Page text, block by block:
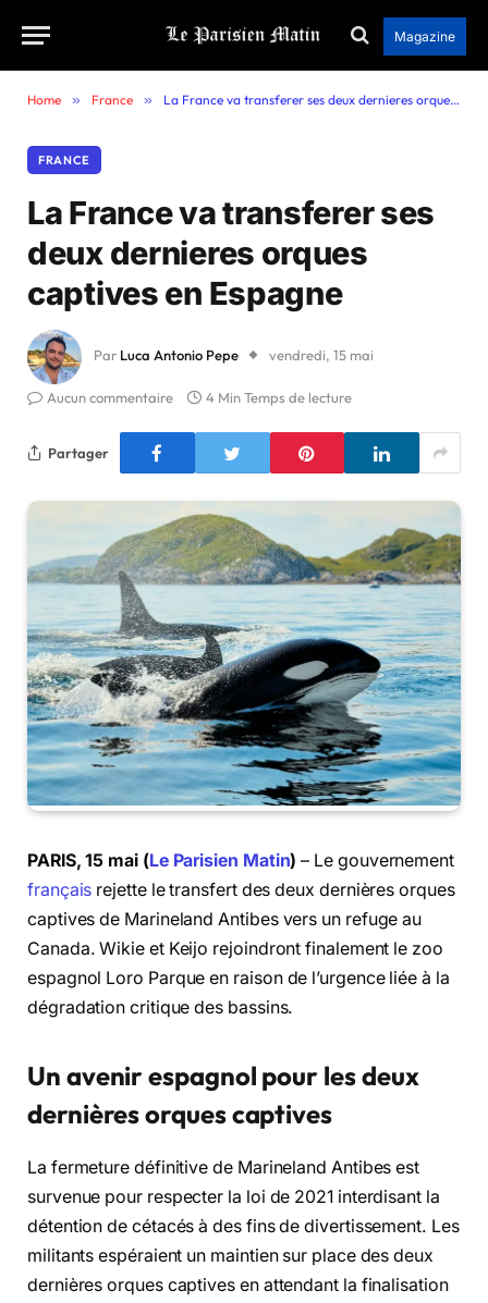
Magazine
Home » France » La France va transferer ses deux dernieres orques captives en Espagne
FRANCE
La France va transferer ses
deux dernieres orques
captives en Espagne
Par Luca Antonio Pepe vendredi, 15 mai
Aucun commentaire 4 Min Temps de lecture
Partager
PARIS, 15 mai (Le Parisien Matin) – Le gouvernement
français rejette le transfert des deux dernières orques
captives de Marineland Antibes vers un refuge au
Canada. Wikie et Keijo rejoindront finalement le zoo
espagnol Loro Parque en raison de l’urgence liée à la
dégradation critique des bassins.
Un avenir espagnol pour les deux
dernières orques captives
La fermeture définitive de Marineland Antibes est
survenue pour respecter la loi de 2021 interdisant la
détention de cétacés à des fins de divertissement. Les
militants espéraient un maintien sur place des deux
dernières orques captives en attendant la finalisation